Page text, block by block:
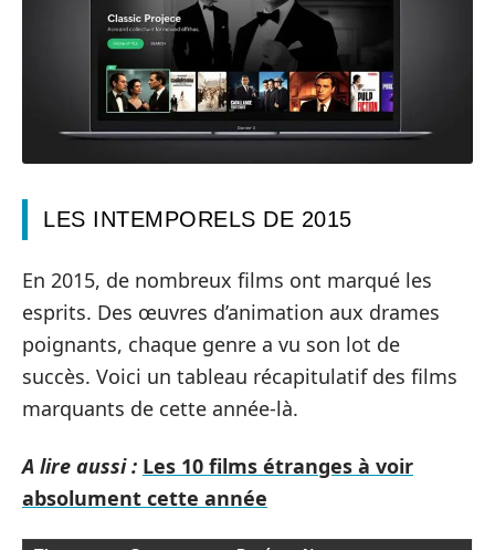
LES INTEMPORELS DE 2015
En 2015, de nombreux films ont marqué les
esprits. Des œuvres d’animation aux drames
poignants, chaque genre a vu son lot de
succès. Voici un tableau récapitulatif des films
marquants de cette année-là.
A lire aussi : Les 10 films étranges à voir
absolument cette année